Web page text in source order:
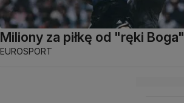
Miliony za piłkę od "ręki Boga"
EUROSPORT